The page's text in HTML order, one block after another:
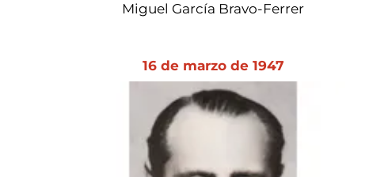
Miguel García Bravo-Ferrer
16 de marzo de 1947